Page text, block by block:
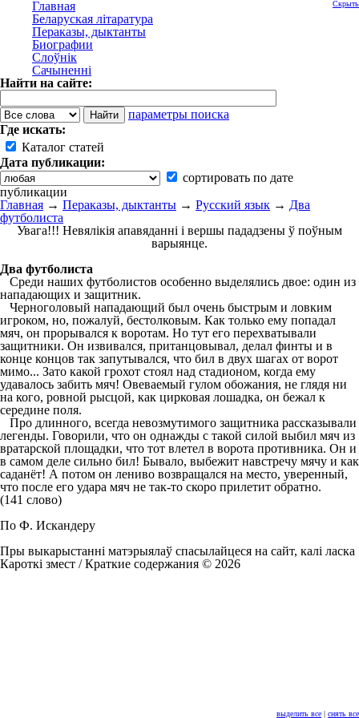
Главная
Беларуская літаратура
Пераказы, дыктанты
Биографии
Слоўнік
Сачыненні
Найти на сайте:
параметры поиска
Где искать:
Каталог статей
Дата публикации:
сортировать по дате
публикации
Скрыть
выделить все | снять все
Главная → Пераказы, дыктанты → Русский язык → Два
футболиста
Увага!!! Невялікія апавяданні і вершы пададзены ў поўным
варыянце.
Два футболиста
Среди наших футболистов особенно выделялись двое: один из
нападающих и защитник.
Черноголовый нападающий был очень быстрым и ловким
игроком, но, пожалуй, бестолковым. Как только ему попадал
мяч, он прорывался к воротам. Но тут его перехватывали
защитники. Он извивался, пританцовывал, делал финты и в
конце концов так запутывался, что бил в двух шагах от ворот
мимо... Зато какой грохот стоял над стадионом, когда ему
удавалось забить мяч! Овеваемый гулом обожания, не глядя ни
на кого, ровной рысцой, как цирковая лошадка, он бежал к
середине поля.
Про длинного, всегда невозмутимого защитника рассказывали
легенды. Говорили, что он однажды с такой силой выбил мяч из
вратарской площадки, что тот влетел в ворота противника. Он и
в самом деле сильно бил! Бывало, выбежит навстречу мячу и как
саданёт! А потом он лениво возвращался на место, уверенный,
что после его удара мяч не так-то скоро прилетит обратно.
(141 слово)
По Ф. Искандеру
Пры выкарыстанні матэрыялаў спасылайцеся на сайт, калі ласка
Кароткі змест / Краткие содержания © 2026